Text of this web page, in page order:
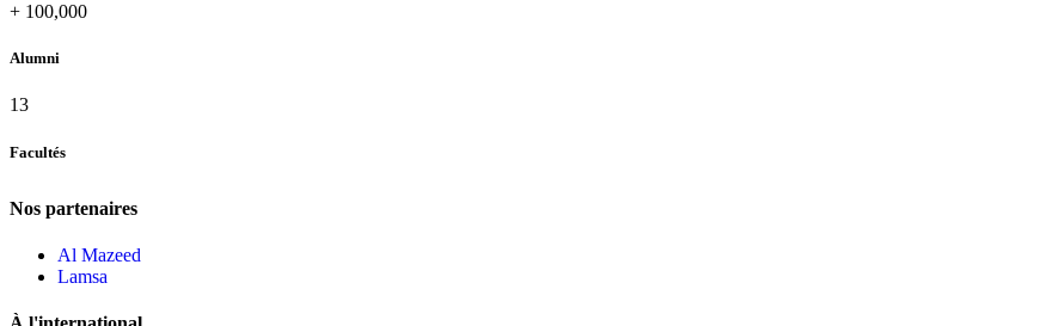
+ 100,000
Alumni
13
Facultés
Nos partenaires
Al Mazeed
Lamsa